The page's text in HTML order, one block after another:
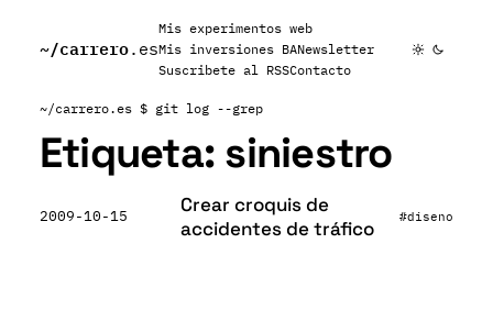
~/carrero.es
Mis experimentos web
Mis inversiones BANewsletter
Suscribete al RSSContacto
~/carrero.es $ git log --grep
Etiqueta: siniestro
2009-10-15
Crear croquis de
accidentes de tráfico
#diseno